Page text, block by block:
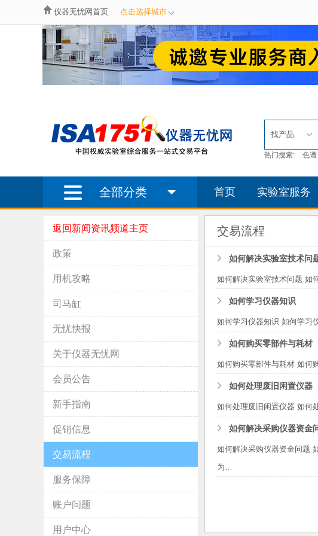
仪器无忧网首页 点击选择城市
找产品
热门搜索: 色谱
全部分类 首页 实验室服务
返回新闻资讯频道主页
政策
用机攻略
司马缸
无忧快报
关于仪器无忧网
会员公告
新手指南
促销信息
交易流程
服务保障
账户问题
用户中心
交易流程
如何解决实验室技术问
如何解决实验室技术问题 如
如何学习仪器知识
如何学习仪器知识 如何学习
如何购买零部件与耗材
如何购买零部件与耗材 如何
如何处理废旧闲置仪器
如何处理废旧闲置仪器 如何
如何解决采购仪器资金
如何解决采购仪器资金问题
为…